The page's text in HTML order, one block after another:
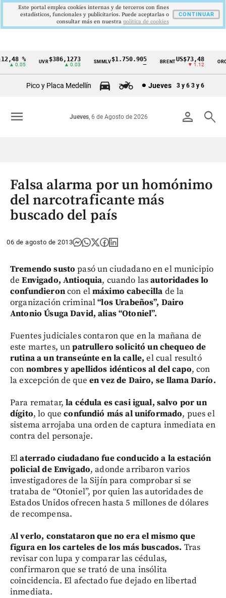
Cintillo
Colombia
%
▲ 0.05
UVR$386,1273
▲ 0.03
SMMLV$1.750.905 BRENTUS$73,48
▼ 1.12
ORO
Pico y Placa Medellín Jueves 3 y 6 3 y 6
person search
Jueves, 6 de Agosto de 2026
menu
Falsa alarma por un homónimo
del narcotraficante más
buscado del país
06 de agosto de 2013
Tremendo susto pasó un ciudadano en el municipio
deEnvigado, Antioquia, cuando lasautoridades lo
confundieroncon elmáximo cabecilla de la
organización criminal“los Urabeños”, Dairo
Antonio Úsuga David, alias “Otoniel”.
Fuentes judiciales contaron que en la mañana de
este martes, unpatrullero solicitó un chequeo de
rutina a un transeúnte en la calle, el cual resultó
con nombres y apellidos idénticos al del capo, con
la excepción de que en vez de Dairo, se llama Darío.
Para rematar,la cédula es casi igual, salvo por un
dígito, lo queconfundió más al uniformado, pues el
sistema arrojaba una orden de captura inmediata en
contra del personaje.
Elaterrado ciudadano fue conducido a la estación
policial de Envigado, adonde arribaron varios
investigadores de la Sijín para comprobar si se
trataba de “Otoniel”, por quien las autoridades de
Estados Unidos ofrecen hasta 5 millones de dólares
de recompensa.
Al verlo, constataron que no era el mismo que
figura en los carteles de los más buscados. Tras
revisar con lupa y comparar las cédulas,
confirmaron que se trató de una insólita
coincidencia. El afectado fue dejado en libertad
inmediata.
Este portal emplea cookies internas y de terceros con fines
estadísticos, funcionales y publicitarios. Puede aceptarlas o
consultar más en nuestra politica de cookies
CONTINUAR